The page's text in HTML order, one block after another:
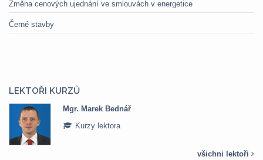
Změna cenových ujednání ve smlouvách v energetice
Černé stavby
LEKTOŘI KURZŮ
Mgr. Marek Bednář
Kurzy lektora
všichni lektoři